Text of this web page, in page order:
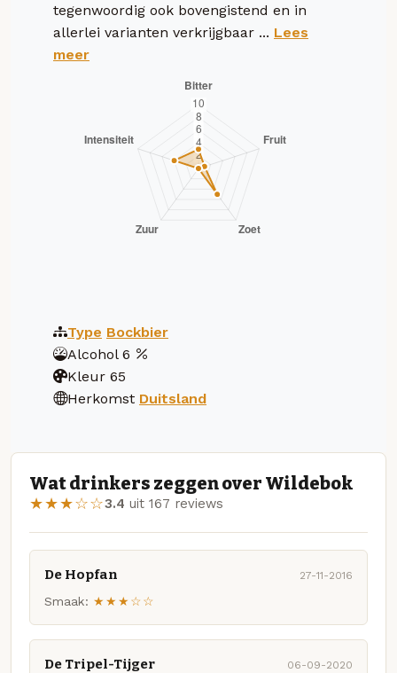
tegenwoordig ook bovengistend en in
allerlei varianten verkrijgbaar ... Lees
meer
Type Bockbier
Alcohol 6
Kleur 65
Herkomst Duitsland
Wat drinkers zeggen over Wildebok
★★★☆☆3.4 uit 167 reviews
De Hopfan 27-11-2016
Smaak: ★★★☆☆
De Tripel-Tijger 06-09-2020